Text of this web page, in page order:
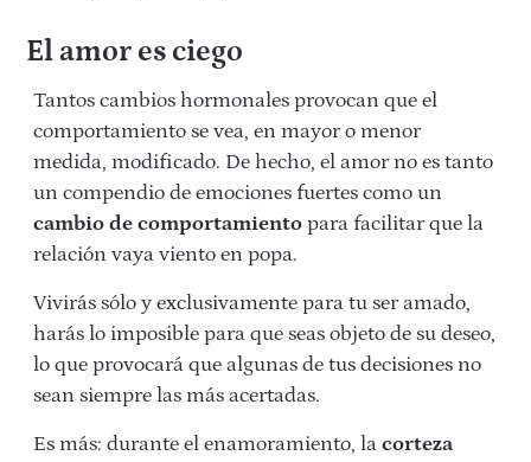
El amor es ciego
Tantos cambios hormonales provocan que el
comportamiento se vea, en mayor o menor
medida, modificado. De hecho, el amor no es tanto
un compendio de emociones fuertes como un
cambio de comportamiento para facilitar que la
relación vaya viento en popa.
Vivirás sólo y exclusivamente para tu ser amado,
harás lo imposible para que seas objeto de su deseo,
lo que provocará que algunas de tus decisiones no
sean siempre las más acertadas.
Es más: durante el enamoramiento, la corteza